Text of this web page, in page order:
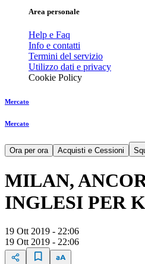
Area personale
Help e Faq
Info e contatti
Termini del servizio
Utilizzo dati e privacy
Cookie Policy
Mercato
Mercato
Ora per ora Acquisti e Cessioni
MILAN,
INGLESI PER
19 Ott 2019 - 22:06
19 Ott 2019 - 22:06